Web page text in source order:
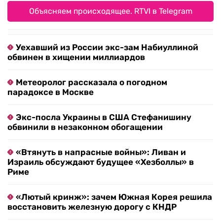
Объясняем происходящее. RTVI в Telegram
Уехавший из России экс-зам Набиуллиной
обвинен в хищении миллиардов
Метеоролог рассказала о погодном
парадоксе в Москве
Экс-посла Украины в США Стефанишину
обвинили в незаконном обогащении
«Втянуть в напрасные войны»: Ливан и
Израиль обсуждают будущее «Хезболлы» в
Риме
«Лютый кринж»: зачем Южная Корея решила
восстановить железную дорогу с КНДР